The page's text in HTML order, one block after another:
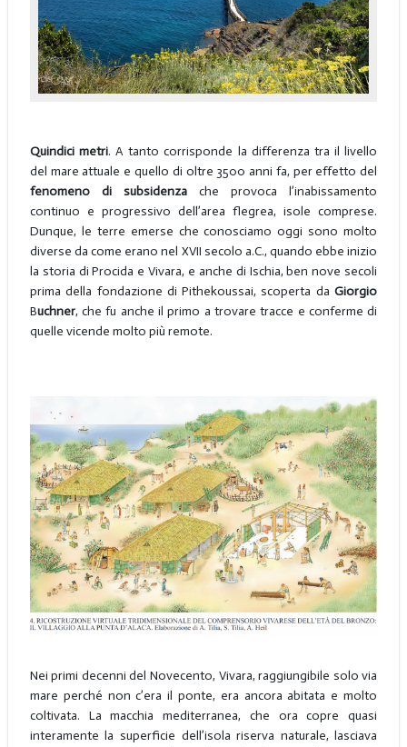
Quindici metri. A tanto corrisponde la differenza tra il livello
del mare attuale e quello di oltre 3500 anni fa, per effetto del
fenomeno di subsidenzache provoca l’inabissamento
continuo e progressivo dell’area flegrea, isole comprese.
Dunque, le terre emerse che conosciamo oggi sono molto
diverse da come erano nel XVII secolo a.C., quando ebbe inizio
la storia di Procida e Vivara, e anche di Ischia, ben nove secoli
prima della fondazione di Pithekoussai, scoperta daGiorgio
Buchner, che fu anche il primo a trovare tracce e conferme di
quelle vicende molto più remote.
Nei primi decenni del Novecento, Vivara, raggiungibile solo via
mare perché non c’era il ponte, era ancora abitata e molto
coltivata. La macchia mediterranea, che ora copre quasi
interamente la superficie dell’isola riserva naturale, lasciava